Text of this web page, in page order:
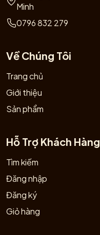
Minh
0796 832 279
Về Chúng Tôi
Trang chủ
Giới thiệu
Sản phẩm
Hỗ Trợ Khách Hàng
Tìm kiếm
Đăng nhập
Đăng ký
Giỏ hàng